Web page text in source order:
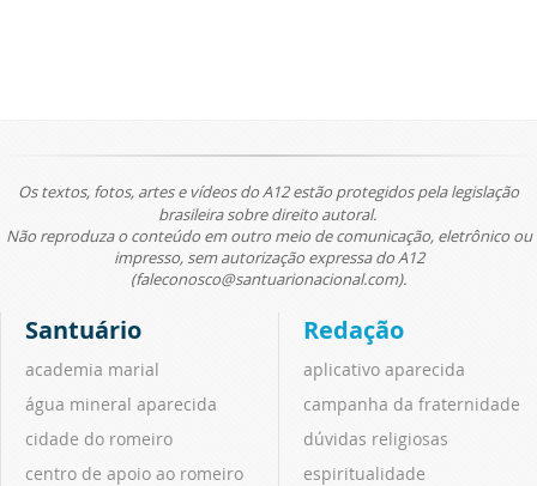
Os textos, fotos, artes e vídeos do A12 estão protegidos pela legislação
brasileira sobre direito autoral.
Não reproduza o conteúdo em outro meio de comunicação, eletrônico ou
impresso, sem autorização expressa do A12
(faleconosco@santuarionacional.com).
Santuário
academia marial
água mineral aparecida
cidade do romeiro
centro de apoio ao romeiro
Redação
aplicativo aparecida
campanha da fraternidade
dúvidas religiosas
espiritualidade